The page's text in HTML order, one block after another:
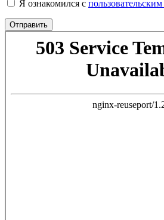
Я ознакомился с